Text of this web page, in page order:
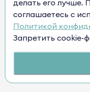
делать его лучше.
соглашаетесь с
Политикой
Запретить cookie-